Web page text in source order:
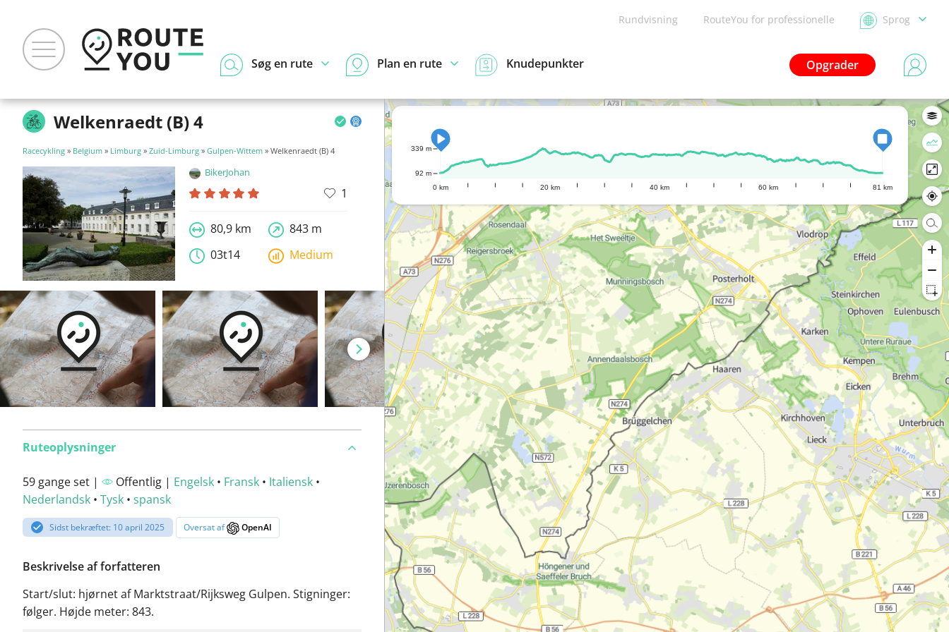
Rundvisning RouteYou for professionelle Sprog
Opgrader
Søg en rute Plan en rute Knudepunkter
Welkenraedt (B) 4
Racecykling » Belgium » Limburg » Zuid-Limburg » Gulpen-Wittem » Welkenraedt (B) 4
BikerJohan
1
80,9 km
843 m
03t14
Medium
Ruteoplysninger
59 gange set | Offentlig | Engelsk • Fransk • Italiensk •
Nederlandsk • Tysk • spansk
Sidst bekræftet: 10 april 2025 Oversat af OpenAI
Beskrivelse af forfatteren
Start/slut: hjørnet af Marktstraat/Rijksweg Gulpen. Stigninger:
følger. Højde meter: 843.
0 km 20 km 40 km 60 km 81 km
92 m
339 m